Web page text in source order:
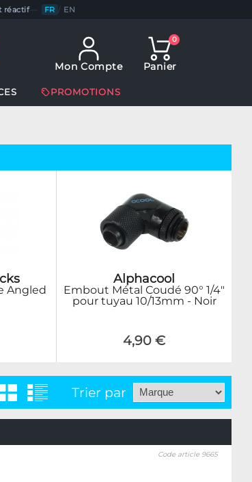
réactif— FR / EN
Mon Compte
0
Panier
PROMOTIONS
Angled
Alphacool
Embout Métal Coudé 90° 1/4"
pour tuyau 10/13mm - Noir
4,90 €
Trier par
Code article 9665